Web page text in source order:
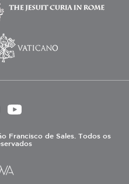
Francisco de Sales. Todos os